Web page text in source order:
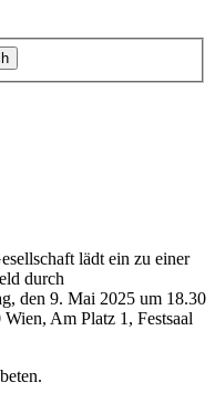
lädt ein zu einer
durch
den 9. Mai 2025 um 18.30
Am Platz 1, Festsaal